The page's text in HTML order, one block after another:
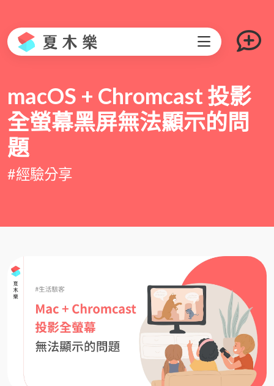
macOS + Chromcast 投影
全螢幕黑屏無法顯示的問
題
#經驗分享